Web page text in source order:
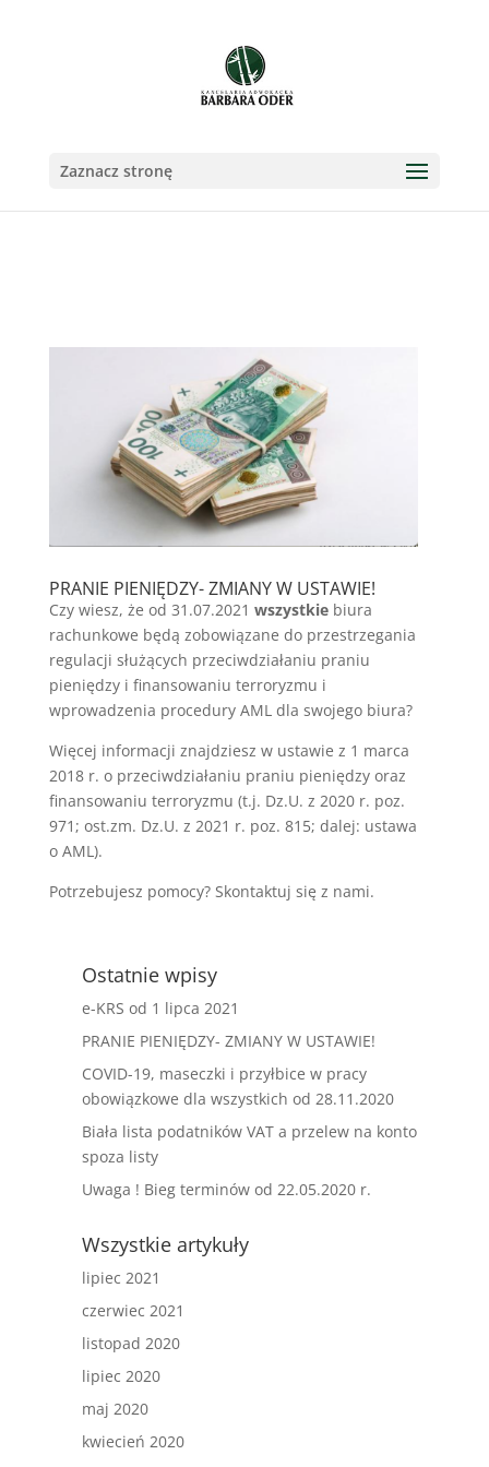
Zaznacz stronę
PRANIE PIENIĘDZY- ZMIANY W USTAWIE!
Czy wiesz, że od 31.07.2021 wszystkiebiura
rachunkowe będą zobowiązane do przestrzegania
regulacji służących przeciwdziałaniu praniu
pieniędzy i finansowaniu terroryzmu i
wprowadzenia procedury AML dla swojego biura?
Więcej informacji znajdziesz w ustawie z 1 marca
2018 r. o przeciwdziałaniu praniu pieniędzy oraz
finansowaniu terroryzmu (t.j. Dz.U. z 2020 r. poz.
971; ost.zm. Dz.U. z 2021 r. poz. 815; dalej: ustawa
o AML).
Potrzebujesz pomocy? Skontaktuj się z nami.
Ostatnie wpisy
e-KRS od 1 lipca 2021
PRANIE PIENIĘDZY- ZMIANY W USTAWIE!
COVID-19, maseczki i przyłbice w pracy
obowiązkowe dla wszystkich od 28.11.2020
Biała lista podatników VAT a przelew na konto
spoza listy
Uwaga ! Bieg terminów od 22.05.2020 r.
Wszystkie artykuły
lipiec 2021
czerwiec 2021
listopad 2020
lipiec 2020
maj 2020
kwiecień 2020